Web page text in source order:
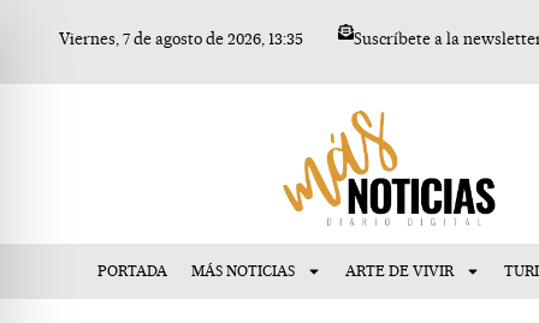
Viernes, 7 de agosto de 2026, 13:35 Suscríbete a la
PORTADA MÁS NOTICIAS ARTE DE VIVIR